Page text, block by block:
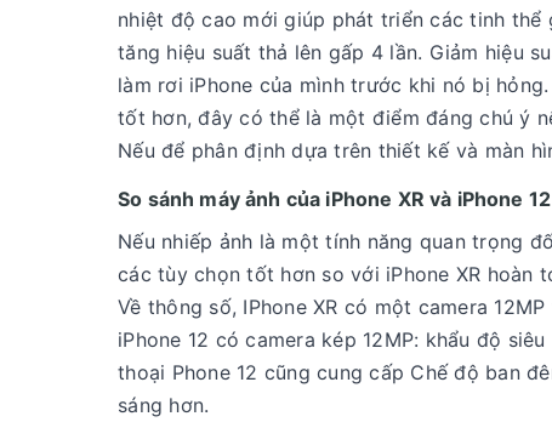
nhiệt độ cao mới giúp phát triển các tinh thể
tăng hiệu suất thả lên gấp 4 lần. Giảm hiệu
làm rơi iPhone của mình trước khi nó bị
tốt hơn, đây có thể là một điểm đáng chú ý
Nếu để phân định dựa trên thiết kế và màn
So sánh máy ảnh của iPhone XR và iPhone 12
Nếu nhiếp ảnh là một tính năng quan trọng
các tùy chọn tốt hơn so với iPhone XR hoàn
Về thông số, IPhone XR có một camera
iPhone 12 có camera kép 12MP: khẩu độ
thoại Phone 12 cũng cung cấp Chế độ ban
sáng hơn.